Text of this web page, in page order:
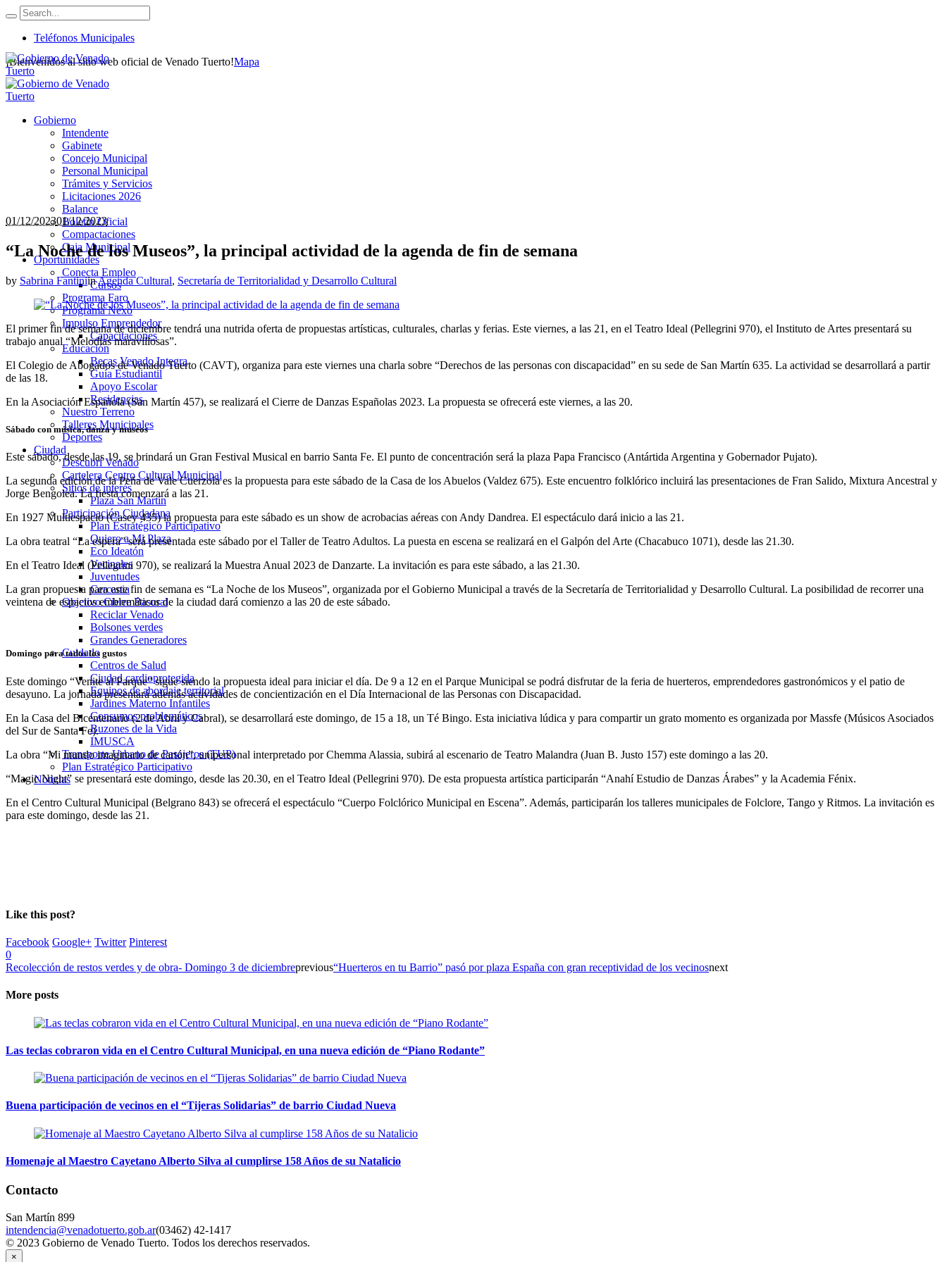
Teléfonos Municipales
¡Bienvenidos al sitio web oficial de Venado Tuerto!Mapa
Gobierno
Intendente
Gabinete
Concejo Municipal
Personal Municipal
Trámites y Servicios
Licitaciones 2026
Balance
Boletín Oficial
Compactaciones
Caja Municipal
Oportunidades
Conecta Empleo
Cursos
Programa Faro
Programa Nexo
Impulso Emprendedor
Capacitaciones
Educación
Becas Venado Integra
Guía Estudiantil
Apoyo Escolar
Residencias
Nuestro Terreno
Talleres Municipales
Deportes
Ciudad
Descubrí Venado
Cartelera Centro Cultural Municipal
Sitios de interés
Plaza San Martín
Participación Ciudadana
Plan Estratégico Participativo
Quiero a Mi Plaza
Eco Ideatón
Vecinales
Juventudes
Cercania
Objetivo Cierre Basural
Reciclar Venado
Bolsones verdes
Grandes Generadores
Cuidado
Centros de Salud
Ciudad cardioprotegida
Equipos de abordaje territorial
Jardines Materno Infantiles
Consumos problemáticos
Buzones de la Vida
IMUSCA
Transporte Urbano de Pasajeros (TUP)
Plan Estratégico Participativo
Noticias
01/12/202301/12/2023
“La Noche de los Museos”, la principal actividad de la agenda de fin de semana
by Sabrina FantiniinAgenda Cultural, Secretaría de Territorialidad y Desarrollo Cultural
El primer fin de semana de diciembre tendrá una nutrida oferta de propuestas artísticas, culturales, charlas y ferias. Este viernes, a las 21, en el Teatro Ideal (Pellegrini 970), el Instituto de Artes presentará su
trabajo anual “Melodías maravillosas”.
El Colegio de Abogados de Venado Tuerto (CAVT), organiza para este viernes una charla sobre “Derechos de las personas con discapacidad” en su sede de San Martín 635. La actividad se desarrollará a partir
de las 18.
En la Asociación Española (San Martín 457), se realizará el Cierre de Danzas Españolas 2023. La propuesta se ofrecerá este viernes, a las 20.
Sábado con música, danza y museos
Este sábado, desde las 19, se brindará un Gran Festival Musical en barrio Santa Fe. El punto de concentración será la plaza Papa Francisco (Antártida Argentina y Gobernador Pujato).
La segunda edición de la Peña de Vale Cuerzola es la propuesta para este sábado de la Casa de los Abuelos (Valdez 675). Este encuentro folklórico incluirá las presentaciones de Fran Salido, Mixtura Ancestral y
Jorge Bengolea. La fiesta comenzará a las 21.
En 1927 Multiespacio (Casey 435) la propuesta para este sábado es un show de acrobacias aéreas con Andy Dandrea. El espectáculo dará inicio a las 21.
La obra teatral “La espera” será presentada este sábado por el Taller de Teatro Adultos. La puesta en escena se realizará en el Galpón del Arte (Chacabuco 1071), desde las 21.30.
En el Teatro Ideal (Pellegrini 970), se realizará la Muestra Anual 2023 de Danzarte. La invitación es para este sábado, a las 21.30.
La gran propuesta para este fin de semana es “La Noche de los Museos”, organizada por el Gobierno Municipal a través de la Secretaría de Territorialidad y Desarrollo Cultural. La posibilidad de recorrer una
veintena de espacios emblemáticos de la ciudad dará comienzo a las 20 de este sábado.
Domingo para todos los gustos
Este domingo “Venite al Parque” sigue siendo la propuesta ideal para iniciar el día. De 9 a 12 en el Parque Municipal se podrá disfrutar de la feria de huerteros, emprendedores gastronómicos y el patio de
desayuno. La jornada presentará además actividades de concientización en el Día Internacional de las Personas con Discapacidad.
En la Casa del Bicentenario (2 de Abril y Cabral), se desarrollará este domingo, de 15 a 18, un Té Bingo. Esta iniciativa lúdica y para compartir un grato momento es organizada por Massfe (Músicos Asociados
del Sur de Santa Fe).
La obra “Mi mundo imaginario de cartón”, unipersonal interpretado por Chemma Alassia, subirá al escenario de Teatro Malandra (Juan B. Justo 157) este domingo a las 20.
“Magic Night” se presentará este domingo, desde las 20.30, en el Teatro Ideal (Pellegrini 970). De esta propuesta artística participarán “Anahí Estudio de Danzas Árabes” y la Academia Fénix.
En el Centro Cultural Municipal (Belgrano 843) se ofrecerá el espectáculo “Cuerpo Folclórico Municipal en Escena”. Además, participarán los talleres municipales de Folclore, Tango y Ritmos. La invitación es
para este domingo, desde las 21.
Like this post?
Facebook Google+ Twitter Pinterest
0
Recolección de restos verdes y de obra- Domingo 3 de diciembreprevious“Huerteros en tu Barrio” pasó por plaza España con gran receptividad de los vecinosnext
More posts
Las teclas cobraron vida en el Centro Cultural Municipal, en una nueva edición de “Piano Rodante”
Buena participación de vecinos en el “Tijeras Solidarias” de barrio Ciudad Nueva
Homenaje al Maestro Cayetano Alberto Silva al cumplirse 158 Años de su Natalicio
Contacto
San Martín 899
intendencia@venadotuerto.gob.ar(03462) 42-1417
© 2023 Gobierno de Venado Tuerto. Todos los derechos reservados.
×